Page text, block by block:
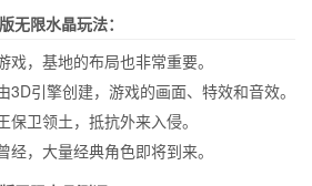
无限水晶玩法：
，基地的布局也非常重要。
引擎创建，游戏的画面、特效和音效。
卫领土，抵抗外来入侵。
，大量经典角色即将到来。